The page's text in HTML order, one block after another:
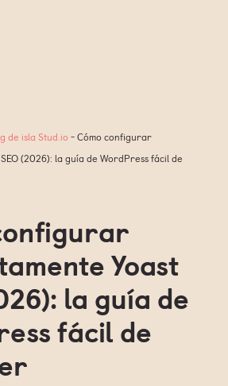
de isla Stud.io -Cómo configurar
(2026): la guía de WordPress fácil de
Yoast
la guía de
fácil de